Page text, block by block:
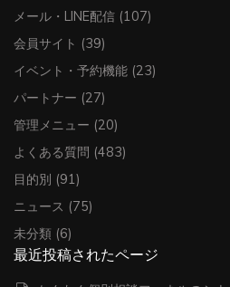
メール・LINE配信 (107)
会員サイト (39)
イベント・予約機能 (23)
パートナー (27)
管理メニュー (20)
よくある質問 (483)
目的別 (91)
ニュース (75)
未分類 (6)
最近投稿されたページ